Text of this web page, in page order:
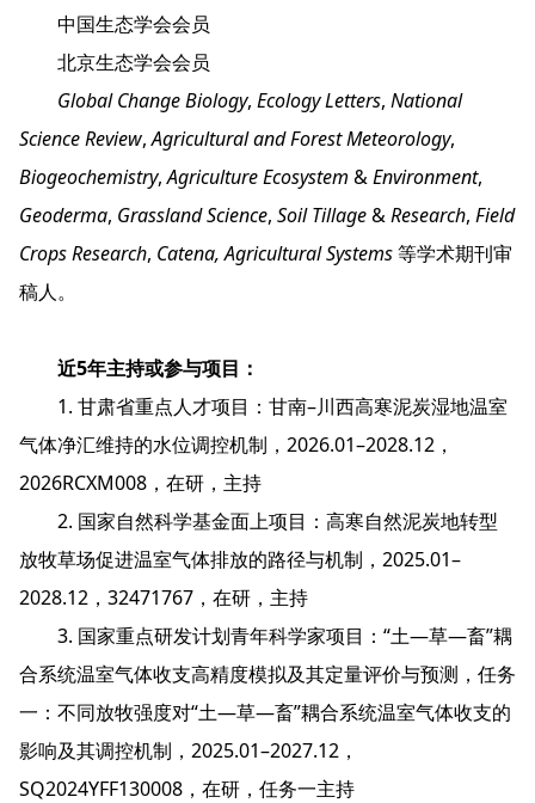
中国生态学会会员
北京生态学会会员
Global Change Biology, Ecology Letters, National
Science Review,Agricultural and Forest Meteorology,
Biogeochemistry,Agriculture Ecosystem &Environment,
Geoderma, Grassland Science, Soil Tillage&Research, Field
Crops Research, Catena, Agricultural Systems等学术期刊审
稿人。
近5年主持或参与项目：
1. 甘肃省重点人才项目：甘南–川西高寒泥炭湿地温室
气体净汇维持的水位调控机制，2026.01–2028.12，
2026RCXM008，在研，主持
2. 国家自然科学基金面上项目：高寒自然泥炭地转型
放牧草场促进温室气体排放的路径与机制，2025.01–
2028.12，32471767，在研，主持
3. 国家重点研发计划青年科学家项目：“土—草—畜”耦
合系统温室气体收支高精度模拟及其定量评价与预测，任务
一：不同放牧强度对“土—草—畜”耦合系统温室气体收支的
影响及其调控机制，2025.01–2027.12，
SQ2024YFF130008，在研，任务一主持